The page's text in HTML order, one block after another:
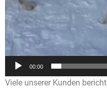
00:00
Viele unserer Kunden